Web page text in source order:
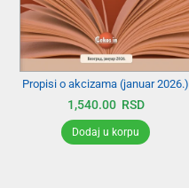
Propisi o akcizama (januar 2026.)
1,540.00 RSD
Dodaj u korpu